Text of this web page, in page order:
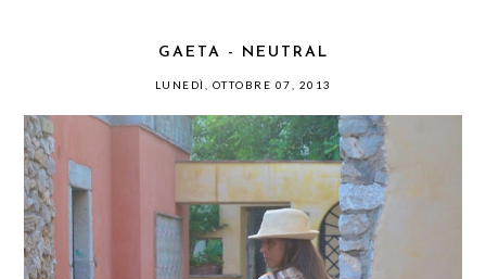
GAETA - NEUTRAL
LUNEDÌ, OTTOBRE 07, 2013